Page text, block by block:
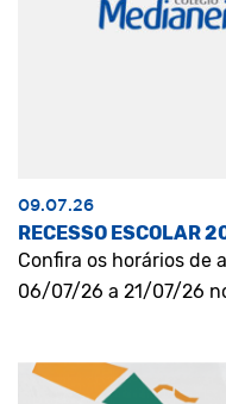
09.07.26
RECESSO ESCOLAR
Confira os horários de
06/07/26 a 21/07/26